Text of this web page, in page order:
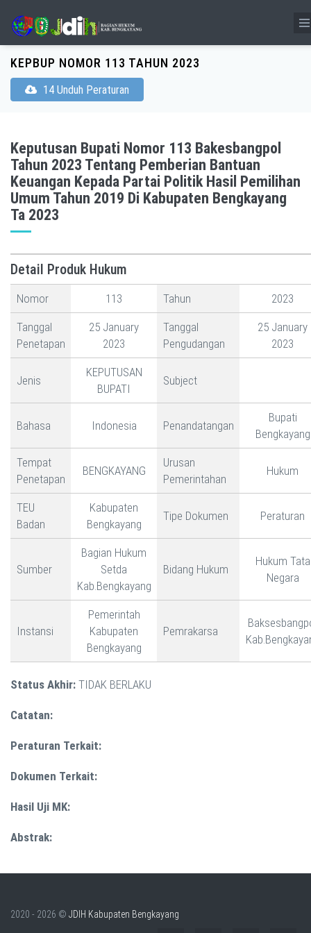
KEPBUP NOMOR 113 TAHUN 2023
14 Unduh Peraturan
Keputusan Bupati Nomor 113 Bakesbangpol
Tahun 2023 Tentang Pemberian Bantuan
Keuangan Kepada Partai Politik Hasil Pemilihan
Umum Tahun 2019 Di Kabupaten Bengkayang
Ta 2023
Detail Produk Hukum
Nomor 113 Tahun 2023
Tanggal
Penetapan
25 January
2023
Tanggal
Pengudangan
25 January
2023
Jenis
KEPUTUSAN
BUPATI
Subject
Bahasa Indonesia Penandatangan
Bupati
Bengkayang
Tempat
Penetapan
BENGKAYANG
Urusan
Pemerintahan
Hukum
TEU
Badan
Kabupaten
Bengkayang
Tipe Dokumen Peraturan
Sumber
Bagian Hukum
Setda
Kab.Bengkayang
Bidang Hukum
Hukum Tata
Negara
Instansi
Pemerintah
Kabupaten
Bengkayang
Pemrakarsa
Status Akhir: TIDAK BERLAKU
Catatan:
Peraturan Terkait:
Dokumen Terkait:
Hasil Uji MK:
Abstrak:
2020 - 2026 © JDIH Kabupaten Bengkayang